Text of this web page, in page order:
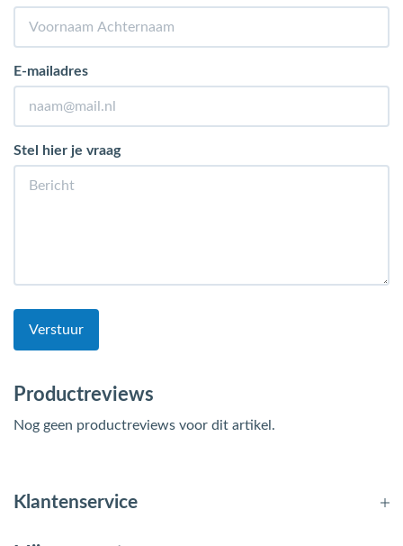
E-mailadres
Stel hier je vraag
Verstuur
Productreviews
Nog geen productreviews voor dit artikel.
Klantenservice